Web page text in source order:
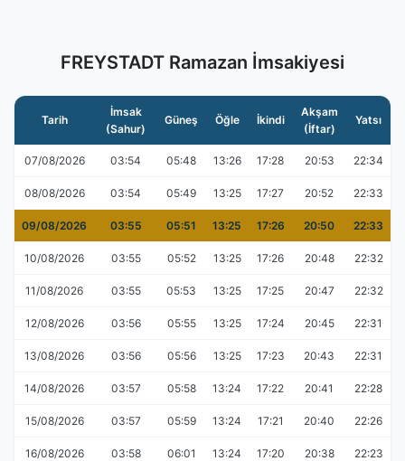
FREYSTADT Ramazan İmsakiyesi
Tarih
İmsak
(Sahur)
Güneş Öğle İkindi
Akşam
(İftar)
Yatsı
07/08/2026 03:54 05:48 13:26 17:28 20:53 22:34
08/08/2026 03:54 05:49 13:25 17:27 20:52 22:33
09/08/2026 03:55 05:51 13:25 17:26 20:50 22:33
10/08/2026 03:55 05:52 13:25 17:26 20:48 22:32
11/08/2026 03:55 05:53 13:25 17:25 20:47 22:32
12/08/2026 03:56 05:55 13:25 17:24 20:45 22:31
13/08/2026 03:56 05:56 13:25 17:23 20:43 22:31
14/08/2026 03:57 05:58 13:24 17:22 20:41 22:28
15/08/2026 03:57 05:59 13:24 17:21 20:40 22:26
16/08/2026 03:58 06:01 13:24 17:20 20:38 22:23